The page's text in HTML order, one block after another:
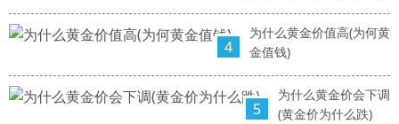
4
为什么黄金价值高(为何黄
金值钱)
5
为什么黄金价会下调
(黄金价为什么跌)